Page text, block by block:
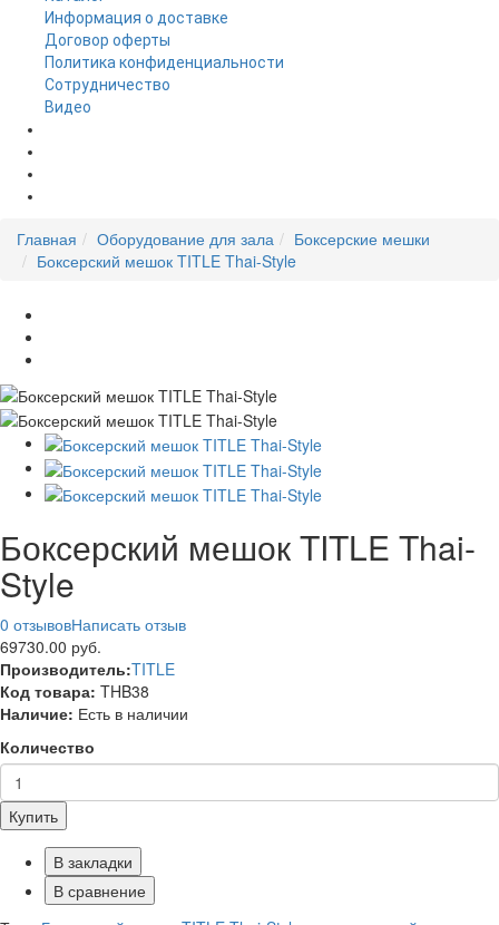
Информация о доставке
Договор оферты
Политика конфиденциальности
Сотрудничество
Видео
Главная Оборудование для зала
Боксерские мешки
Боксерский мешок TITLE Thai-Style
Боксерский мешок TITLE Thai-
Style
0 отзывовНаписать отзыв
69730.00 руб.
Производитель:TITLE
Код товара: THB38
Наличие: Есть в наличии
Количество
Купить
В закладки
В сравнение